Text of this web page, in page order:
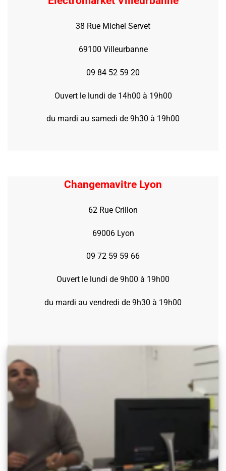
38 Rue Michel Servet
69100 Villeurbanne
09 84 52 59 20
Ouvert le lundi de 14h00 à 19h00
du mardi au samedi de 9h30 à 19h00
Changemavitre Lyon
62 Rue Crillon
69006 Lyon
09 72 59 59 66
Ouvert le lundi de 9h00 à 19h00
du mardi au vendredi de 9h30 à 19h00